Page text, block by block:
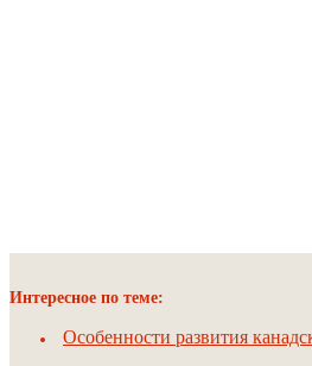
Интересное по теме:
Особенности развития